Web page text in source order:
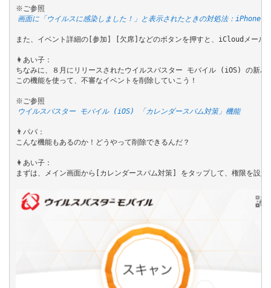
画面に「ウイルスに感染しました！」と表示されたときの対処法：iPhoneで
また、イベント詳細の[参加] [欠席]などのボタンを押すと、iCloudメール
👩あい子：
ちなみに、８月にリリースされたウイルスバスター モバイル (iOS) の新バ
この機能を使って、不審なイベントを削除していこう！
ウイルスバスター モバイル (iOS) 「カレンダースパム対策」機能
👨パパ：
こんな機能もあるのか！どうやって削除できるんだ？
👩あい子：
まずは、メイン画面から[カレンダースパム対策] をタップして、権限を設定